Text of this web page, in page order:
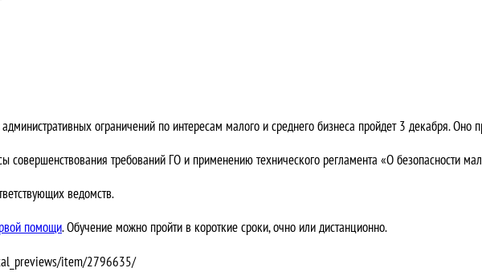
ограничений по интересам малого и среднего бизнеса пройдет 3 декабря.
совершенствования требований ГО и применению технического регламента «О безопасности
ведомств.
помощи. Обучение можно пройти в короткие сроки, очно или дистанционно.
item/2796635/